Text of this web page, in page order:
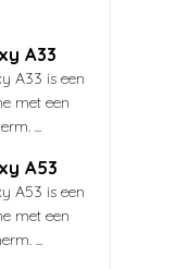
A33
A33 is een
met een
...
A53
A53 is een
met een
...